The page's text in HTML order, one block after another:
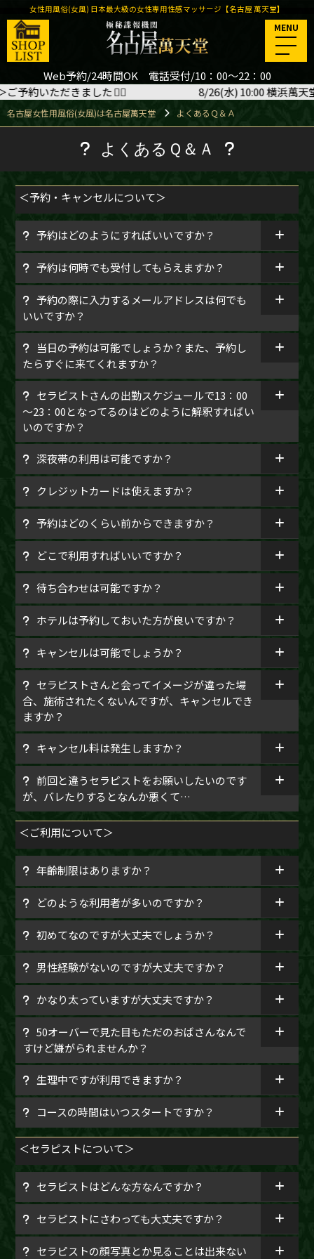
Web予約/24時間OK 電話受付/10：00～22：00
女性用風俗(女風) 日本最大級の女性専用性感マッサージ【名古屋 萬天堂】
MENU
名古屋女性用風俗(女風)は名古屋萬天堂 よくあるＱ＆Ａ
だきました🙇‍♂️ 8/26(水) 10:00 横浜萬天堂 アイさ
よくあるＱ＆Ａ
＜予約・キャンセルについて＞
予約はどのようにすればいいですか？
予約は何時でも受付してもらえますか？
予約の際に入力するメールアドレスは何でも
いいですか？
当日の予約は可能でしょうか？また、予約し
たらすぐに来てくれますか？
セラピストさんの出勤スケジュールで13：00
～23：00となってるのはどのように解釈すればい
いのですか？
深夜帯の利用は可能ですか？
クレジットカードは使えますか？
予約はどのくらい前からできますか？
どこで利用すればいいですか？
待ち合わせは可能ですか？
ホテルは予約しておいた方が良いですか？
キャンセルは可能でしょうか？
セラピストさんと会ってイメージが違った場
合、施術されたくないんですが、キャンセルでき
ますか？
キャンセル料は発生しますか？
前回と違うセラピストをお願いしたいのです
が、バレたりするとなんか悪くて…
＜ご利用について＞
年齡制限はありますか？
どのような利用者が多いのですか？
初めてなのですが大丈夫でしょうか？
男性経験がないのですが大丈夫ですか？
かなり太っていますが大丈夫ですか？
50オーバーで見た目もただのおばさんなんで
すけど嫌がられませんか？
生理中ですが利用できますか？
コースの時間はいつスタートですか？
＜セラピストについて＞
セラピストはどんな方なんですか？
セラピストにさわっても大丈夫ですか？
セラピストの顔写真とか見ることは出来ない